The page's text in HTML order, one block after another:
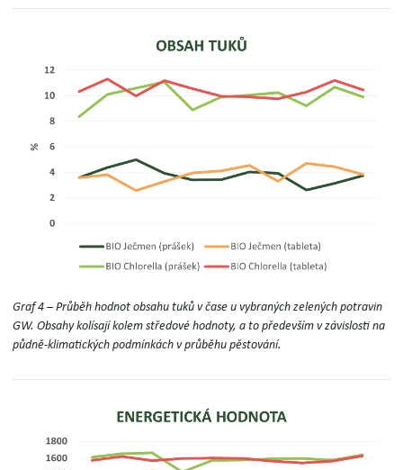
Graf 4 – Průběh hodnot obsahu tuků v čase u vybraných zelených potravin
GW.Obsahy kolísají kolem středové hodnoty, a to především v závislosti na
půdně-klimatických podmínkách v průběhu pěstování.